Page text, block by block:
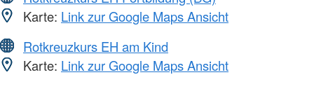
Karte: Link zur Google Maps Ansicht
Rotkreuzkurs EH am Kind
Karte: Link zur Google Maps Ansicht